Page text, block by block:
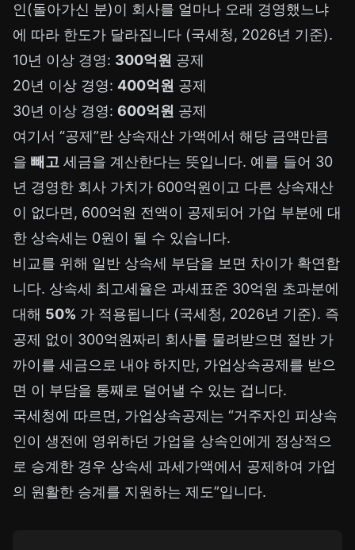
인(돌아가신 분)이 회사를 얼마나 오래 경영했느냐
에 따라 한도가 달라집니다 (국세청, 2026년 기준).
10년 이상 경영: 300억원 공제
20년 이상 경영: 400억원 공제
30년 이상 경영: 600억원 공제
여기서 “공제”란 상속재산 가액에서 해당 금액만큼
을 빼고 세금을 계산한다는 뜻입니다. 예를 들어 30
년 경영한 회사 가치가 600억원이고 다른 상속재산
이 없다면, 600억원 전액이 공제되어 가업 부분에 대
한 상속세는 0원이 될 수 있습니다.
비교를 위해 일반 상속세 부담을 보면 차이가 확연합
니다. 상속세 최고세율은 과세표준 30억원 초과분에
대해 50% 가 적용됩니다 (국세청, 2026년 기준). 즉
공제 없이 300억원짜리 회사를 물려받으면 절반 가
까이를 세금으로 내야 하지만, 가업상속공제를 받으
면 이 부담을 통째로 덜어낼 수 있는 겁니다.
국세청에 따르면, 가업상속공제는 “거주자인 피상속
인이 생전에 영위하던 가업을 상속인에게 정상적으
로 승계한 경우 상속세 과세가액에서 공제하여 가업
의 원활한 승계를 지원하는 제도”입니다.